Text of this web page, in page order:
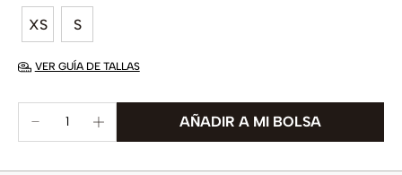
XS S
VER GUÍA DE TALLAS